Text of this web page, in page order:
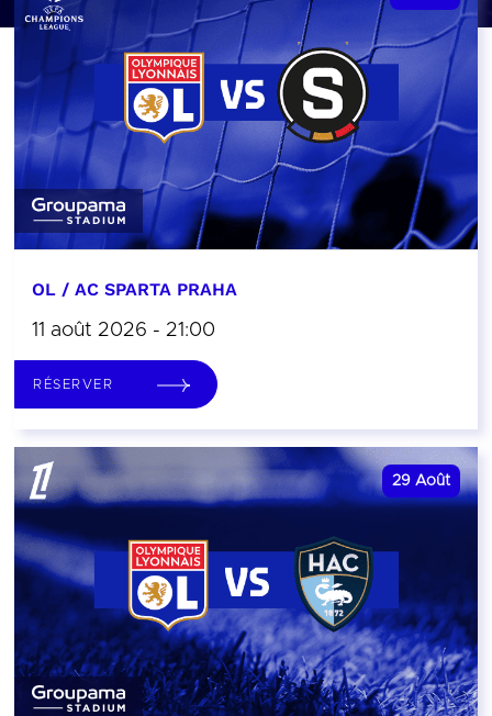
OL / AC SPARTA PRAHA
11 août 2026 - 21:00
RÉSERVER
29 Août